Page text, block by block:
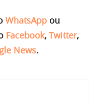
WhatsApp ou
Facebook, Twitter,
News.